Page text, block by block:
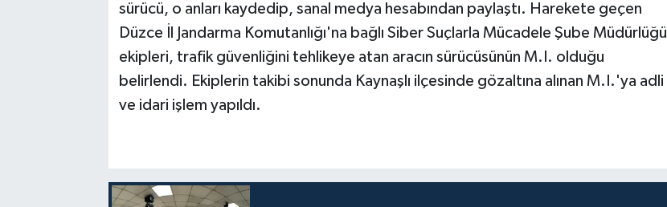
sürücü, o anları kaydedip, sanal medya hesabından paylaştı. Harekete geçen
Düzce İl Jandarma Komutanlığı'na bağlı Siber Suçlarla Mücadele Şube Müdürlüğü
ekipleri, trafik güvenliğini tehlikeye atan aracın sürücüsünün M.I. olduğu
belirlendi. Ekiplerin takibi sonunda Kaynaşlı ilçesinde gözaltına alınan M.I.'ya adli
ve idari işlem yapıldı.